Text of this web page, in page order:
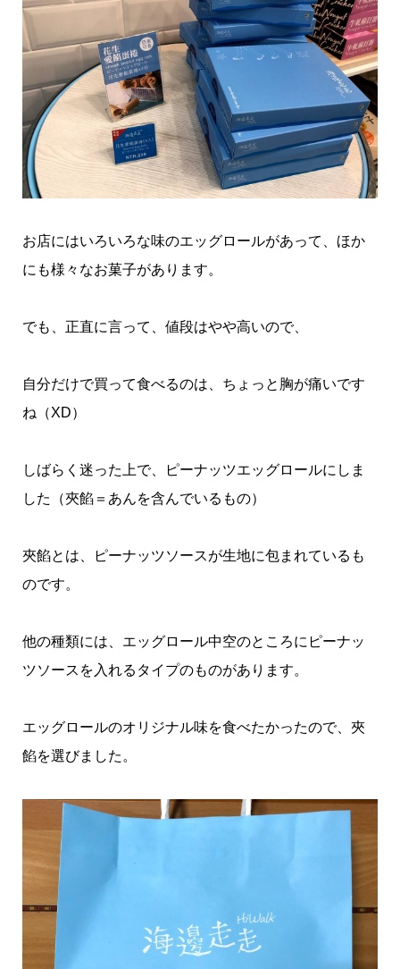
お店にはいろいろな味のエッグロールがあって、ほか
にも様々なお菓子があります。
でも、正直に言って、値段はやや高いので、
自分だけで買って食べるのは、ちょっと胸が痛いです
ね（XD）
しばらく迷った上で、ピーナッツエッグロールにしま
した（夾餡＝あんを含んでいるもの）
夾餡とは、ピーナッツソースが生地に包まれているも
のです。
他の種類には、エッグロール中空のところにピーナッ
ツソースを入れるタイプのものがあります。
エッグロールのオリジナル味を食べたかったので、夾
餡を選びました。